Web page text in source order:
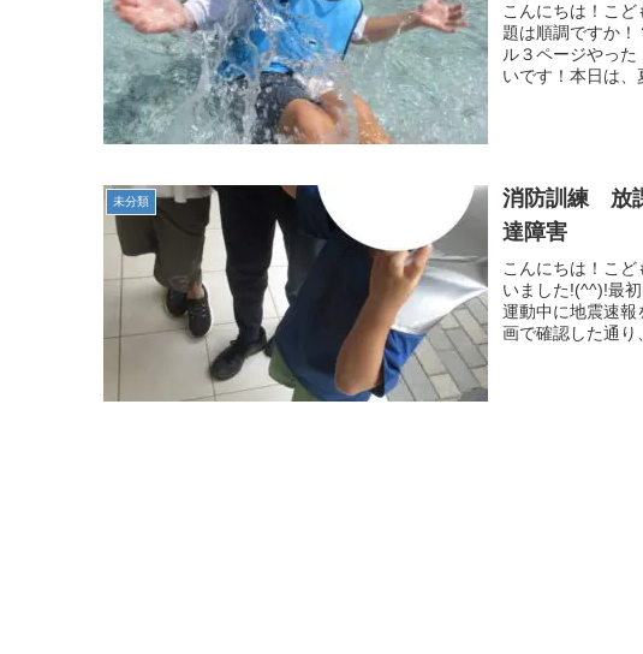
こんにちは！こ
題は順調ですか！
ル３ページやっ
いです！本日は、
未分類
消防訓練 放
達障害
こんにちは！こ
いました!(^^)!最
運動中に地震速
画で確認した通り